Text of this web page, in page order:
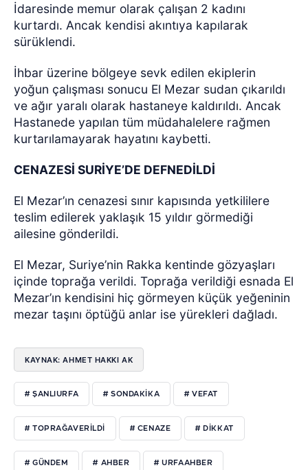
İdaresinde memur olarak çalışan 2 kadını
kurtardı. Ancak kendisi akıntıya kapılarak
sürüklendi.
İhbar üzerine bölgeye sevk edilen ekiplerin
yoğun çalışması sonucu El Mezar sudan çıkarıldı
ve ağır yaralı olarak hastaneye kaldırıldı. Ancak
Hastanede yapılan tüm müdahalelere rağmen
kurtarılamayarak hayatını kaybetti.
CENAZESİ SURİYE’DE DEFNEDİLDİ
El Mezar’ın cenazesi sınır kapısında yetkililere
teslim edilerek yaklaşık 15 yıldır görmediği
ailesine gönderildi.
El Mezar, Suriye’nin Rakka kentinde gözyaşları
içinde toprağa verildi. Toprağa verildiği esnada El
Mezar’ın kendisini hiç görmeyen küçük yeğeninin
mezar taşını öptüğü anlar ise yürekleri dağladı.
KAYNAK: AHMET HAKKI AK
# ŞANLIURFA # SONDAKIKA # VEFAT
# TOPRAĞAVERILDI # CENAZE # DIKKAT
# GÜNDEM # AHBER # URFAAHBER